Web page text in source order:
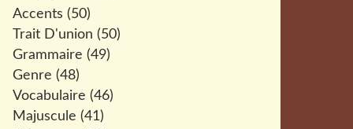
Accents (50)
Trait D'union (50)
Grammaire (49)
Genre (48)
Vocabulaire (46)
Majuscule (41)